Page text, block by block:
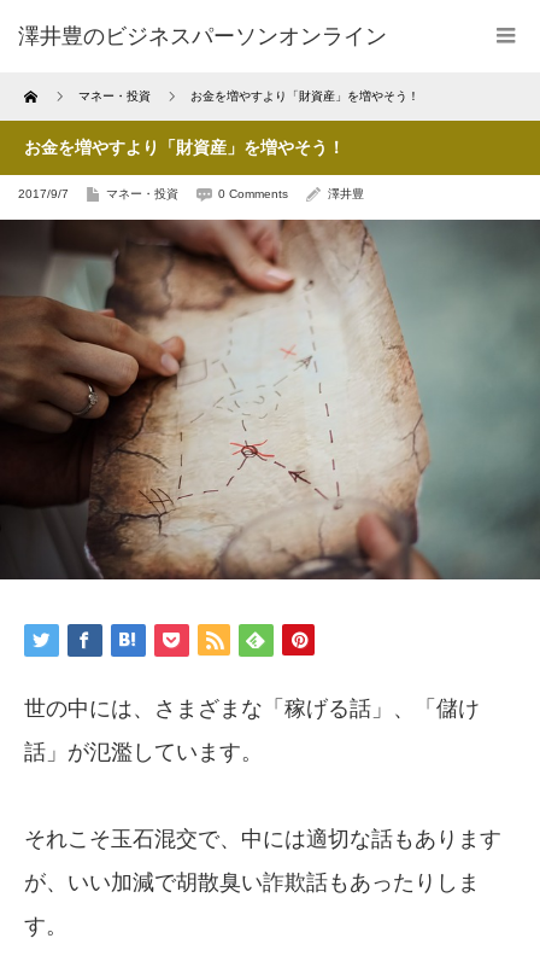
澤井豊のビジネスパーソンオンライン
Home マネー・投資 お金を増やすより「財資産」を増やそう！
お金を増やすより「財資産」を増やそう！
2017/9/7 マネー・投資 0 Comments 澤井豊
世の中には、さまざまな「稼げる話」、「儲け
話」が氾濫しています。
それこそ玉石混交で、中には適切な話もあります
が、いい加減で胡散臭い詐欺話もあったりしま
す。